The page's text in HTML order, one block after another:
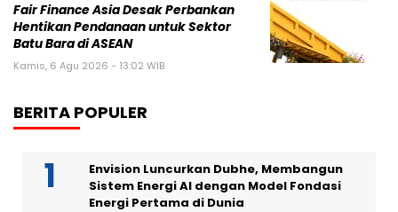
Fair Finance Asia Desak Perbankan
Hentikan Pendanaan untuk Sektor
Batu Bara di ASEAN
Kamis, 6 Agu 2026 - 13:02 WIB
BERITA POPULER
Envision Luncurkan Dubhe, Membangun
Sistem Energi AI dengan Model Fondasi
Energi Pertama di Dunia